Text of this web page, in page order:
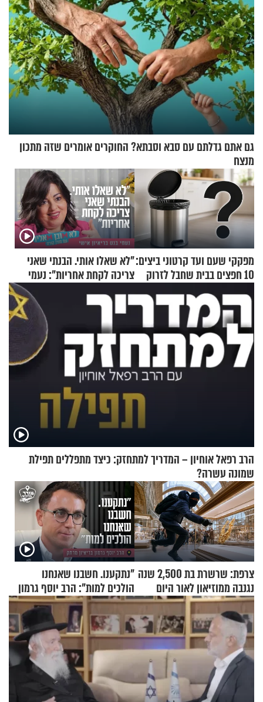
גם אתם גדלתם עם סבא וסבתא? החוקרים אומרים שזה מתכון
מנצח
מפקקי שעם ועד קרטוני ביצים:
10 חפצים בבית שחבל לזרוק
לפח
"לא שאלו אותי. הבנתי שאני
צריכה לקחת אחריות": נעמי
בנט בריאיון אישי
הרב רפאל אוחיון – המדריך למתחזק: כיצד מתפללים תפילת
שמונה עשרה?
צרפת: שרשרת בת 2,500 שנה
נגנבה ממוזיאון לאור היום
"נתקענו. חשבנו שאנחנו
הולכים למות": הרב יוסף גרמון
בריאיון מרתק